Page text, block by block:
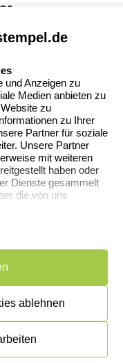
uns
Sie uns
in
& Versand
&
und Anzeigen zu
Medien anbieten zu
zu
zu Ihrer
Partner für soziale
Unsere Partner
mit weiteren
haben oder
Dienste gesammelt
die von uns
ablehnen